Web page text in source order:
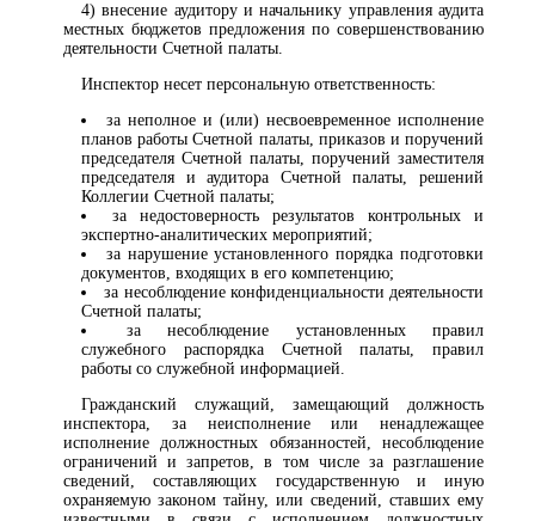
4) внесение аудитору и начальнику управления аудита
местных бюджетов предложения по совершенствованию
деятельности Счетной палаты.
Инспектор несет персональную ответственность:
за неполное и (или) несвоевременное исполнение
планов работы Счетной палаты, приказов и поручений
председателя Счетной палаты, поручений заместителя
председателя и аудитора Счетной палаты, решений
Коллегии Счетной палаты;
за недостоверность результатов контрольных и
экспертно-аналитических мероприятий;
за нарушение установленного порядка подготовки
документов, входящих в его компетенцию;
за несоблюдение конфиденциальности деятельности
Счетной палаты;
за несоблюдение установленных правил
служебного распорядка Счетной палаты, правил
работы со служебной информацией.
Гражданский служащий, замещающий должность
инспектора, за неисполнение или ненадлежащее
исполнение должностных обязанностей, несоблюдение
ограничений и запретов, в том числе за разглашение
сведений, составляющих государственную и иную
охраняемую законом тайну, или сведений, ставших ему